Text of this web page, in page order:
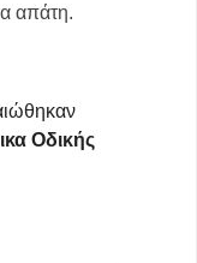
απάτη.
Οδικής